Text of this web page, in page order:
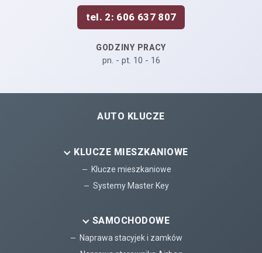
tel. 2: 606 637 807
GODZINY PRACY
pn. - pt. 10 - 16
AUTO KLUCZE
KLUCZE MIESZKANIOWE
Klucze mieszkaniowe
Systemy Master Key
SAMOCHODOWE
Naprawa stacyjek i zamków